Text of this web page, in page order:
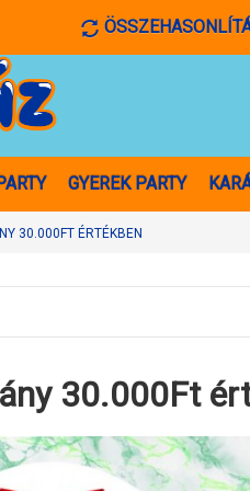
GYEREK PARTY
30.000FT ÉRTÉKBEN
30.000Ft